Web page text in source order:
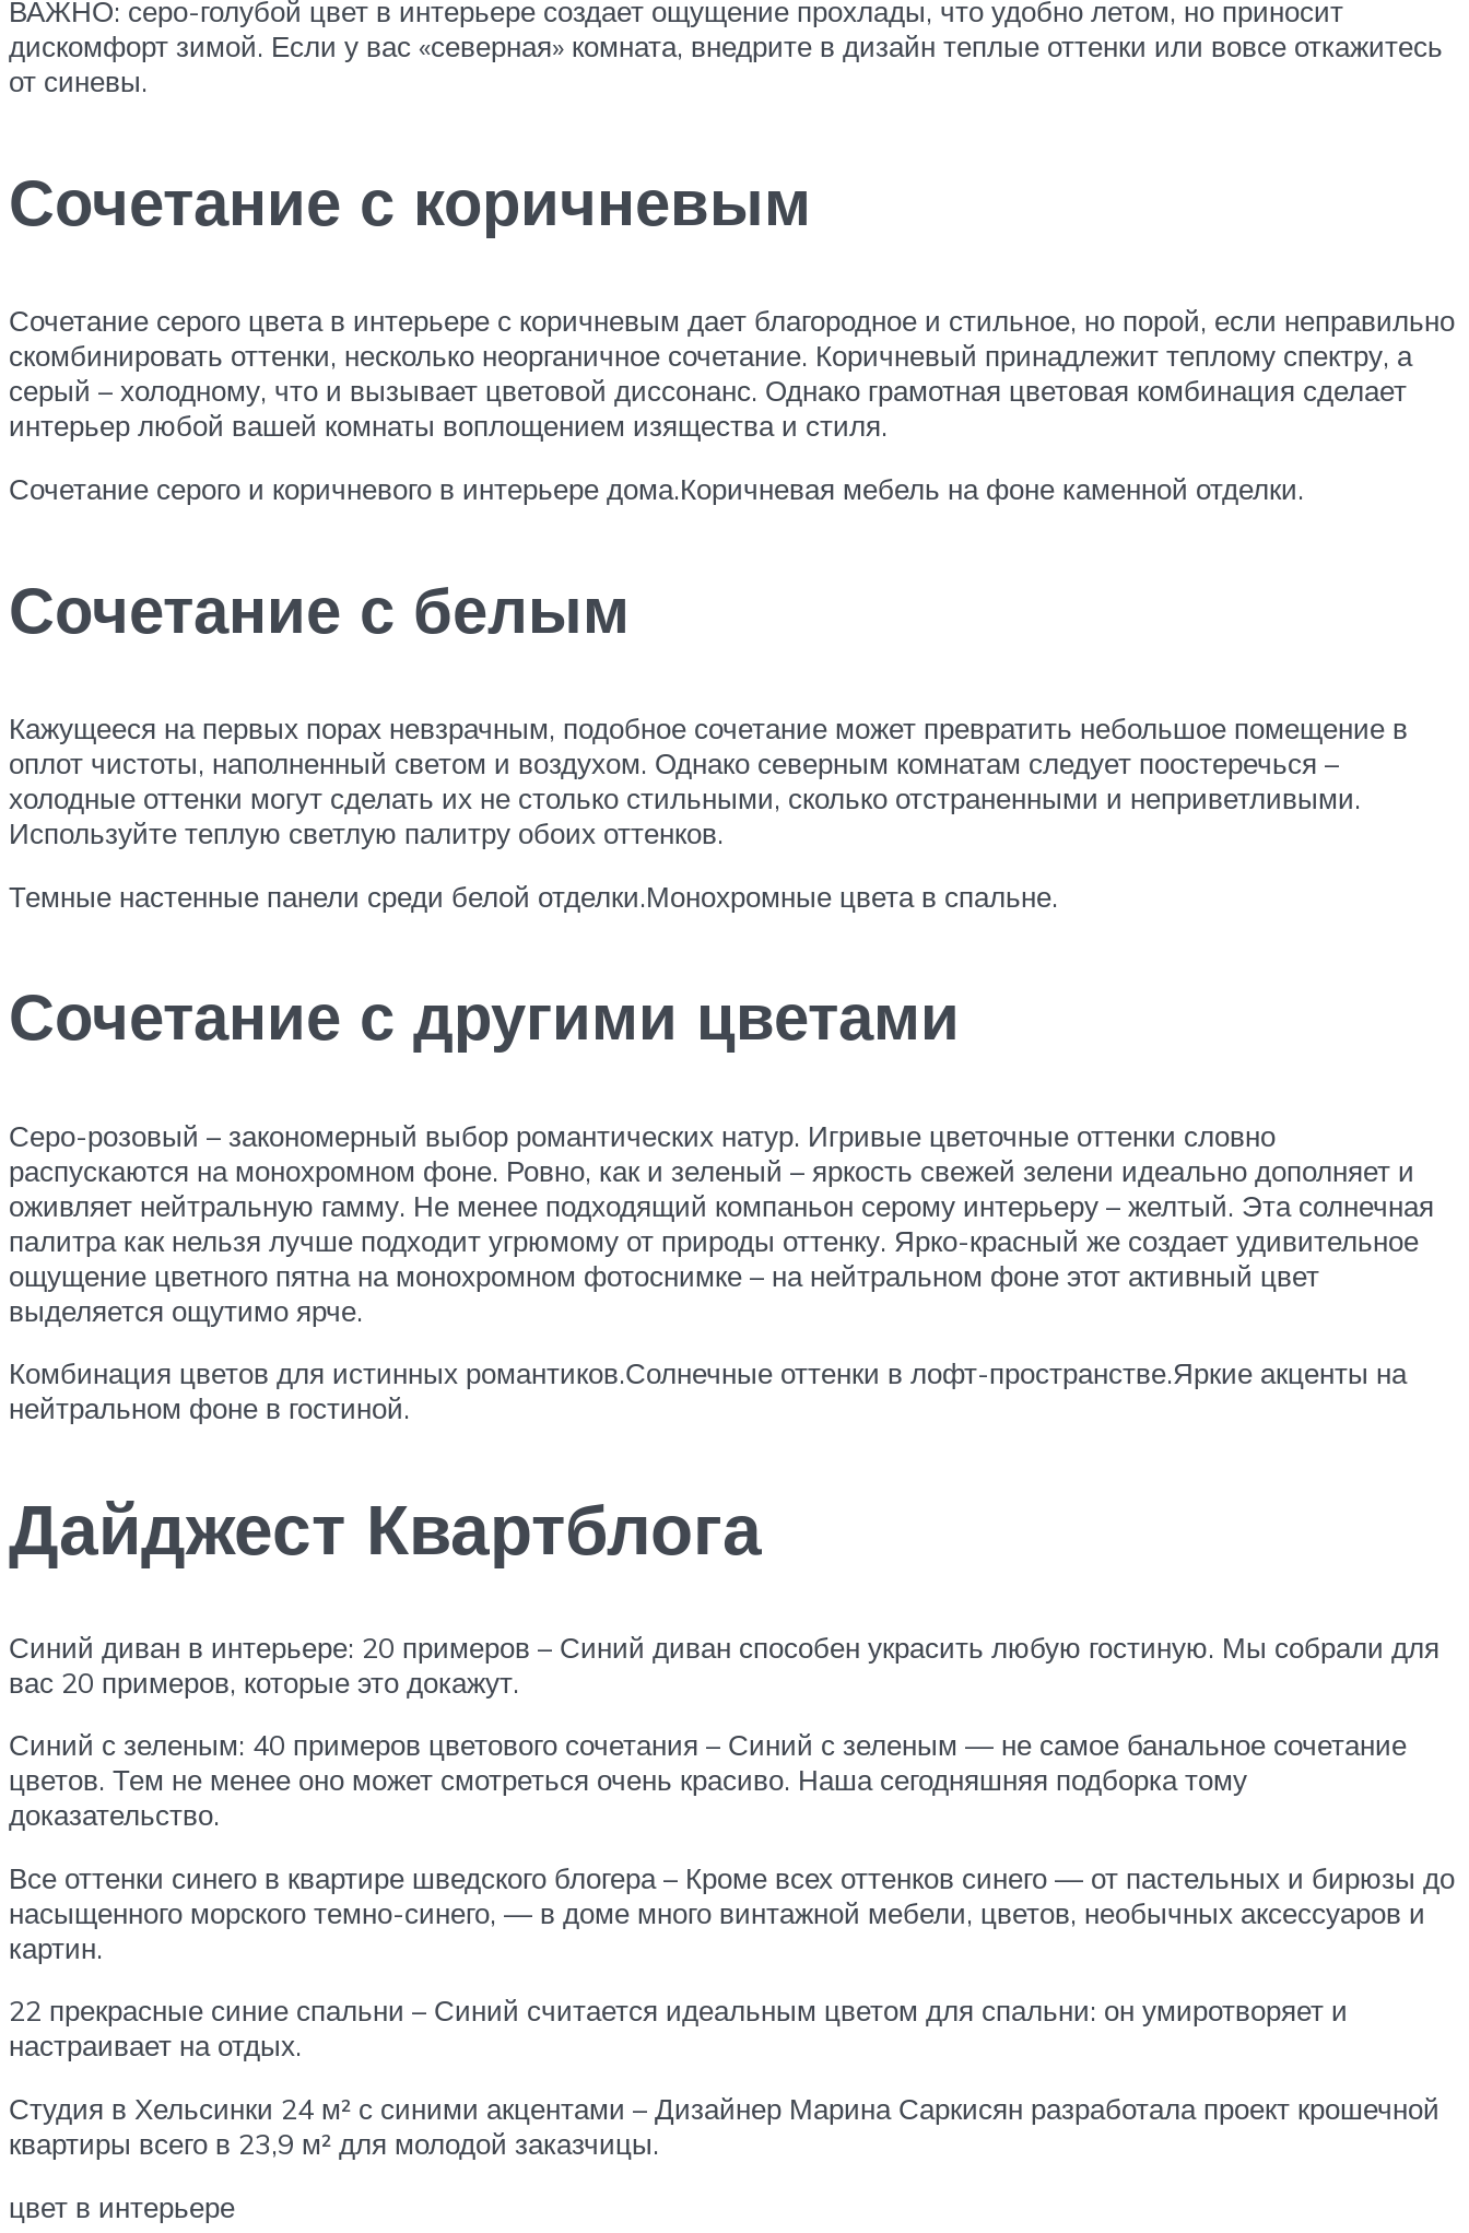
ВАЖНО: серо-голубой цвет в интерьере создает ощущение прохлады, что удобно летом, но приносит
дискомфорт зимой. Если у вас «северная» комната, внедрите в дизайн теплые оттенки или вовсе откажитесь
от синевы.
Сочетание с коричневым
Сочетание серого цвета в интерьере с коричневым дает благородное и стильное, но порой, если неправильно
скомбинировать оттенки, несколько неорганичное сочетание. Коричневый принадлежит теплому спектру, а
серый – холодному, что и вызывает цветовой диссонанс. Однако грамотная цветовая комбинация сделает
интерьер любой вашей комнаты воплощением изящества и стиля.
Сочетание серого и коричневого в интерьере дома.Коричневая мебель на фоне каменной отделки.
Сочетание с белым
Кажущееся на первых порах невзрачным, подобное сочетание может превратить небольшое помещение в
оплот чистоты, наполненный светом и воздухом. Однако северным комнатам следует поостеречься –
холодные оттенки могут сделать их не столько стильными, сколько отстраненными и неприветливыми.
Используйте теплую светлую палитру обоих оттенков.
Темные настенные панели среди белой отделки.Монохромные цвета в спальне.
Сочетание с другими цветами
Серо-розовый – закономерный выбор романтических натур. Игривые цветочные оттенки словно
распускаются на монохромном фоне. Ровно, как и зеленый – яркость свежей зелени идеально дополняет и
оживляет нейтральную гамму. Не менее подходящий компаньон серому интерьеру – желтый. Эта солнечная
палитра как нельзя лучше подходит угрюмому от природы оттенку. Ярко-красный же создает удивительное
ощущение цветного пятна на монохромном фотоснимке – на нейтральном фоне этот активный цвет
выделяется ощутимо ярче.
Комбинация цветов для истинных романтиков.Солнечные оттенки в лофт-пространстве.Яркие акценты на
нейтральном фоне в гостиной.
Дайджест Квартблога
Синий диван в интерьере: 20 примеров – Синий диван способен украсить любую гостиную. Мы собрали для
вас 20 примеров, которые это докажут.
Синий с зеленым: 40 примеров цветового сочетания – Синий с зеленым — не самое банальное сочетание
цветов. Тем не менее оно может смотреться очень красиво. Наша сегодняшняя подборка тому
доказательство.
Все оттенки синего в квартире шведского блогера – Кроме всех оттенков синего — от пастельных и бирюзы до
насыщенного морского темно-синего, — в доме много винтажной мебели, цветов, необычных аксессуаров и
картин.
22 прекрасные синие спальни – Синий считается идеальным цветом для спальни: он умиротворяет и
настраивает на отдых.
Студия в Хельсинки 24 м² с синими акцентами – Дизайнер Марина Саркисян разработала проект крошечной
квартиры всего в 23,9 м² для молодой заказчицы.
цвет в интерьере